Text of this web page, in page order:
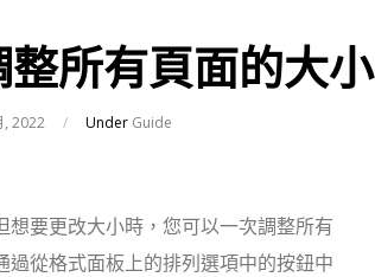
所有頁面的大小
, 2022 / Under Guide
想要更改大小時，您可以一次調整所有
過從格式面板上的排列選項中的按鈕中